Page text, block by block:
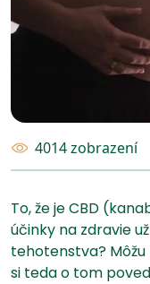
4014 zobrazení
To, že je CBD
účinky na zdravie
tehotenstva?
si teda o tom